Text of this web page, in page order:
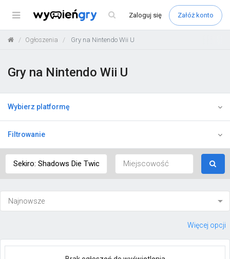
Menu Zaloguj się Załóż konto
Ogłoszenia Gry na Nintendo Wii U
Gry na Nintendo Wii U
Wybierz platformę
Filtrowanie
Więcej opcji